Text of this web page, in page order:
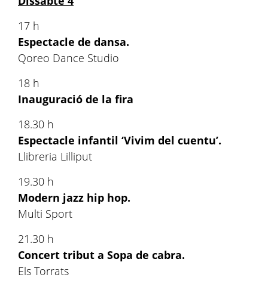
17 h
Espectacle de dansa.
Qoreo Dance Studio
18 h
Inauguració de la fira
18.30 h
Espectacle infantil ‘Vivim del cuentu’.
Llibreria Lilliput
19.30 h
Modern jazz hip hop.
Multi Sport
21.30 h
Concert tribut a Sopa de cabra.
Els Torrats